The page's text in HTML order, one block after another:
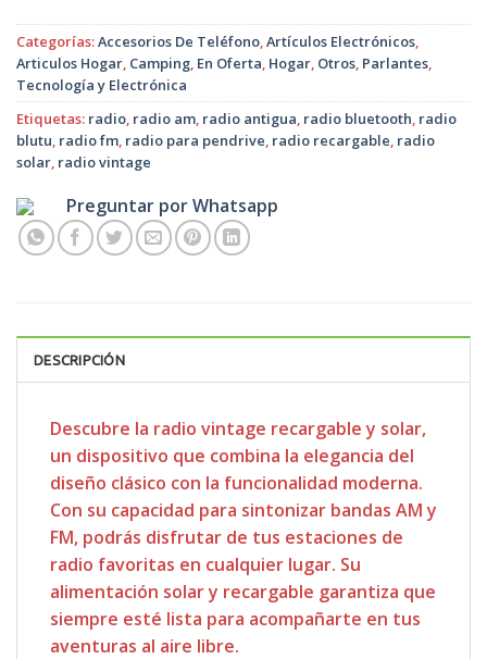
$18.990.$13.990.
Categorías:Accesorios De Teléfono,Artículos Electrónicos,
Articulos Hogar, Camping, En Oferta, Hogar, Otros, Parlantes,
Tecnología y Electrónica
Etiquetas: radio, radio am, radio antigua, radio bluetooth, radio
blutu, radio fm, radio para pendrive, radio recargable, radio
solar, radio vintage
Preguntar por Whatsapp
DESCRIPCIÓN
Descubre la radio vintage recargable y solar,
un dispositivo que combina la elegancia del
diseño clásico con la funcionalidad moderna.
Con su capacidad para sintonizar bandas AM y
FM, podrás disfrutar de tus estaciones de
radio favoritas en cualquier lugar. Su
alimentación solar y recargable garantiza que
siempre esté lista para acompañarte en tus
aventuras al aire libre.